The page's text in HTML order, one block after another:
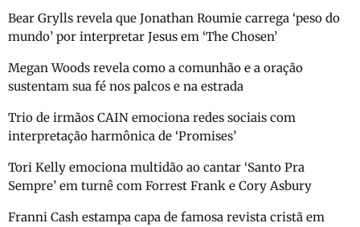
Bear Grylls revela que Jonathan Roumie carrega ‘peso do
mundo’ por interpretar Jesus em ‘The Chosen’
Megan Woods revela como a comunhão e a oração
sustentam sua fé nos palcos e na estrada
Trio de irmãos CAIN emociona redes sociais com
interpretação harmônica de ‘Promises’
Tori Kelly emociona multidão ao cantar ‘Santo Pra
Sempre’ em turnê com Forrest Frank e Cory Asbury
Franni Cash estampa capa de famosa revista cristã em